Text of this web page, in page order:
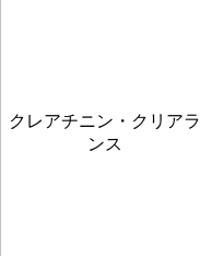
クレアチニン・クリアラ
ンス